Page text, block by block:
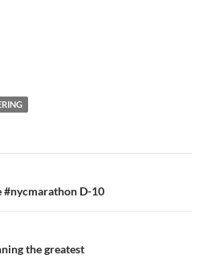
#nycmarathon D-10
the greatest